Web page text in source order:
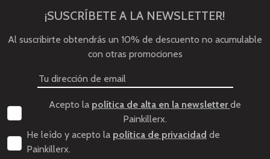
¡SUSCRÍBETE A LA NEWSLETTER!
Al suscribirte obtendrás un 10% de descuento no acumulable
con otras promociones
Acepto la política de alta en la newsletterde
Painkillerx.
He leído y acepto la política de privacidad de
Painkillerx.